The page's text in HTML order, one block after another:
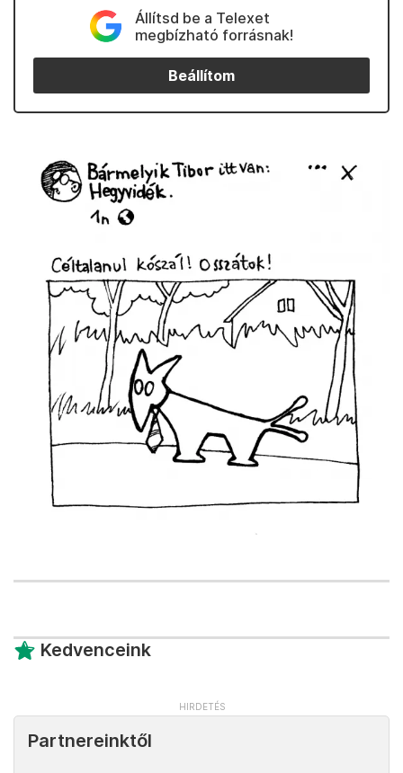
Állítsd be a Telexet
megbízható forrásnak!
Beállítom
Kedvenceink
Partnereinktől